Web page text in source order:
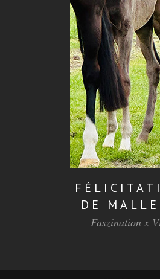
DE
Faszination x